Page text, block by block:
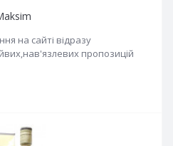
на сайті відразу
пропозицій